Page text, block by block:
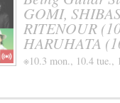
GOMI,
RITENOUR
HARUHATA
※10.3 mon., 10.4 tue.,